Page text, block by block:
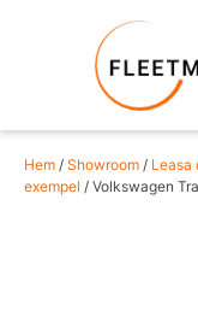
Hem / Showroom / Leasa
exempel / Volkswagen